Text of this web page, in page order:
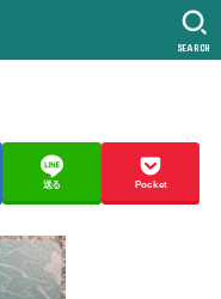
SEARCH
送る Pocket